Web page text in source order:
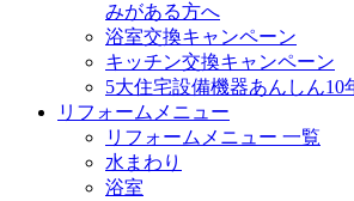
みがある方へ
浴室交換キャンペーン
キッチン交換キャンペーン
5大住宅設備機器あんしん10
リフォームメニュー
リフォームメニュー 一覧
水まわり
浴室